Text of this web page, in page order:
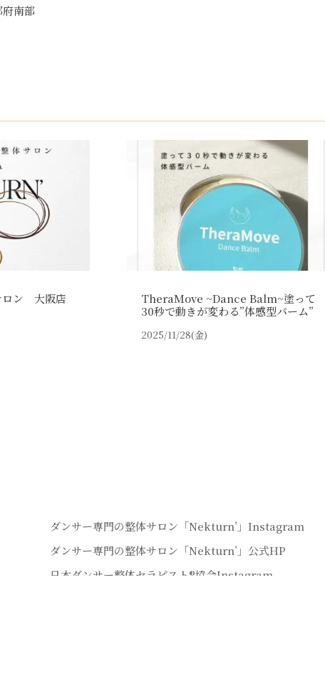
南部
ロン 大阪店
TheraMove ~Dance Balm~塗って
30秒で動きが変わる”体感型バーム”
2025/11/28(金)
ダンサー専門の整体サロン「Nekturn’」Instagram
ダンサー専門の整体サロン「Nekturn’」公式HP
日本ダンサー整体セラピスト®協会Instagram